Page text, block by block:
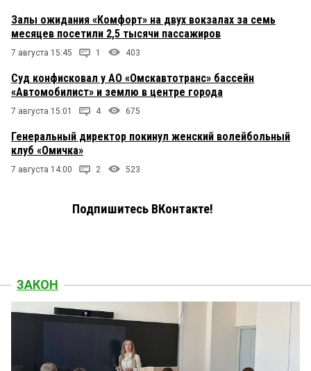
Залы ожидания «Комфорт» на двух вокзалах за семь
месяцев посетили 2,5 тысячи пассажиров
7 августа 15:45 1 403
Суд конфисковал у АО «Омскавтотранс» бассейн
«Автомобилист» и землю в центре города
7 августа 15:01 4 675
Генеральный директор покинул женский волейбольный
клуб «Омичка»
7 августа 14:00 2 523
Подпишитесь ВКонтакте!
ЗАКОН